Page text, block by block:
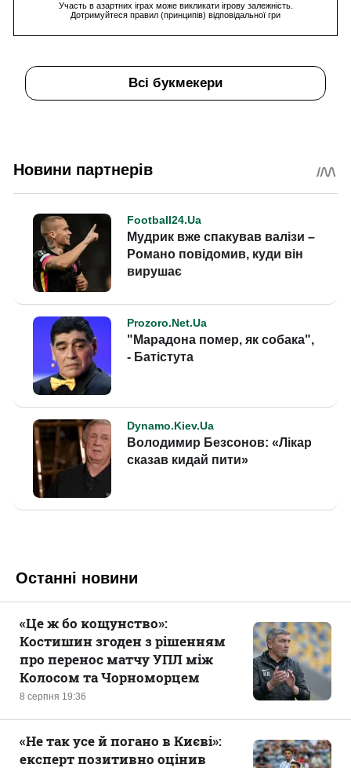
Участь в азартних іграх може викликати ігрову залежність.
Дотримуйтеся правил (принципів) відповідальної гри
Всі букмекери
Останні новини
8 серпня 19:36
«Це ж бо кощунство»:
Костишин згоден з рішенням
про перенос матчу УПЛ між
Колосом та Чорноморцем
«Не так усе й погано в Києві»:
експерт позитивно оцінив